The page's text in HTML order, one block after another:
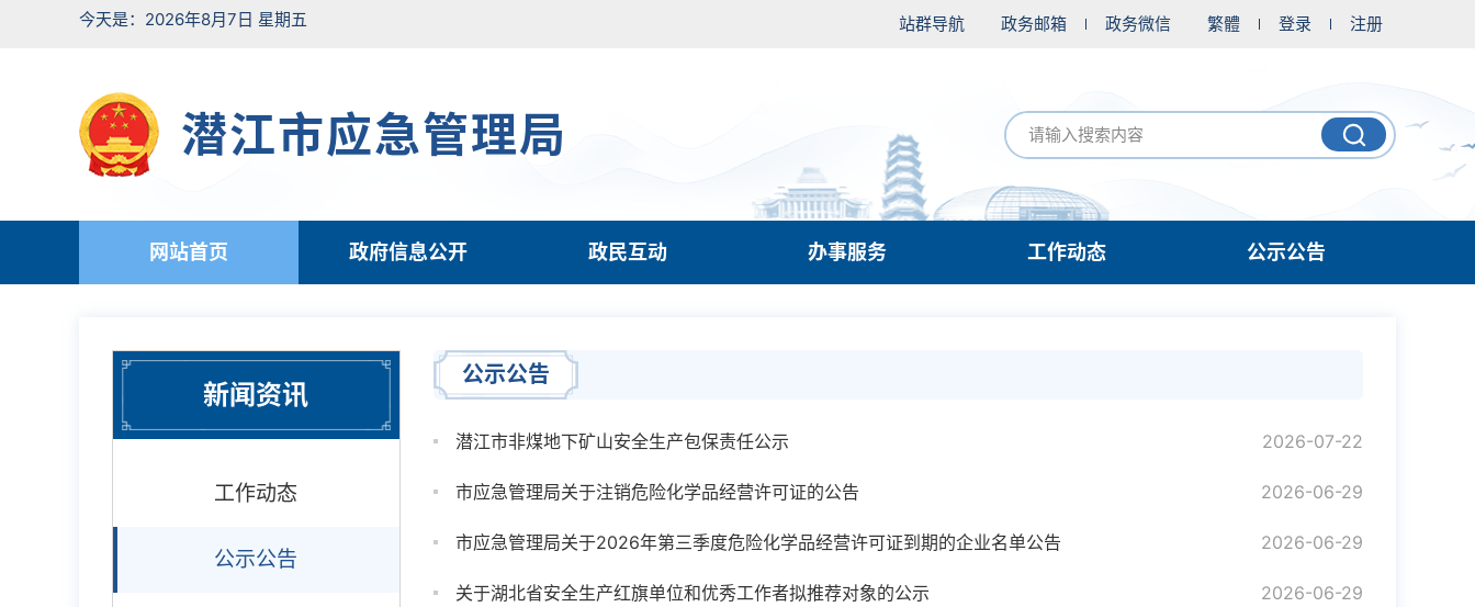
今天是：2026年8月7日 星期五 站群导航 政务邮箱 政务微信 繁體 登录 注册
潜江市应急管理局
网站首页 政府信息公开 政民互动 办事服务 工作动态 公示公告
新闻资讯
工作动态
公示公告
公示公告
潜江市非煤地下矿山安全生产包保责任公示 2026-07-22
市应急管理局关于注销危险化学品经营许可证的公告 2026-06-29
市应急管理局关于2026年第三季度危险化学品经营许可证到期的企业名单公告 2026-06-29
关于湖北省安全生产红旗单位和优秀工作者拟推荐对象的公示 2026-06-29